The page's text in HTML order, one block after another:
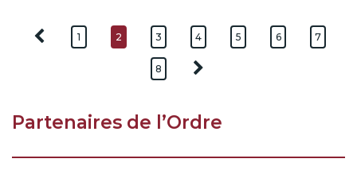
1 2 3 4 5 6 7
8
Partenaires de l’Ordre